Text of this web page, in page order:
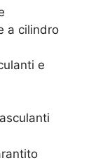
a cilindro
e